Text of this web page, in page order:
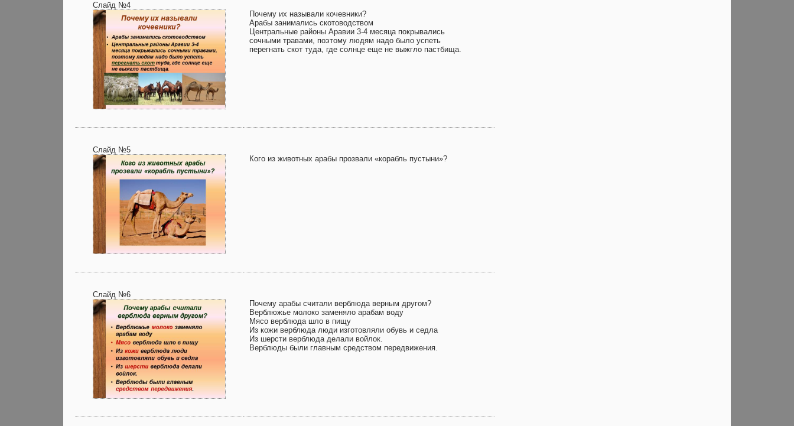
Слайд №4
Почему их называли кочевники?
Арабы занимались скотоводством
Центральные районы Аравии 3-4 месяца покрывались
сочными травами, поэтому людям надо было успеть
перегнать скот туда, где солнце еще не выжгло пастбища.
Слайд №5
Кого из животных арабы прозвали «корабль пустыни»?
Слайд №6
Почему арабы считали верблюда верным другом?
Верблюжье молоко заменяло арабам воду
Мясо верблюда шло в пищу
Из кожи верблюда люди изготовляли обувь и седла
Из шерсти верблюда делали войлок.
Верблюды были главным средством передвижения.